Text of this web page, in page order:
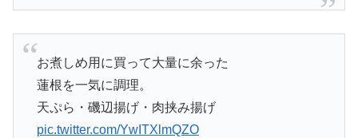
お煮しめ用に買って大量に余った
蓮根を一気に調理。
天ぷら・磯辺揚げ・肉挟み揚げ
pic.twitter.com/YwITXlmQZO